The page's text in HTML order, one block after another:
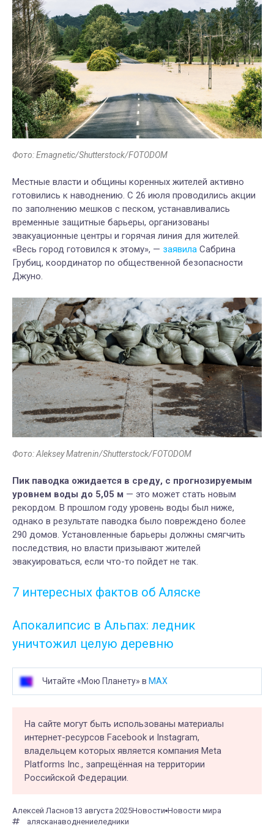
Фото: Emagnetic/Shutterstock/FOTODOM
Местные власти и общины коренных жителей активно
готовились к наводнению. С 26 июля проводились акции
по заполнению мешков с песком, устанавливались
временные защитные барьеры, организованы
эвакуационные центры и горячая линия для жителей.
«Весь город готовился к этому», — заявила Сабрина
Грубиц, координатор по общественной безопасности
Джуно.
Фото: Aleksey Matrenin/Shutterstock/FOTODOM
Пик паводка ожидается в среду, с прогнозируемым
уровнем воды до 5,05 м — это может стать новым
рекордом. В прошлом году уровень воды был ниже,
однако в результате паводка было повреждено более
290 домов. Установленные барьеры должны смягчить
последствия, но власти призывают жителей
эвакуироваться, если что-то пойдет не так.
7 интересных фактов об Аляске
Апокалипсис в Альпах: ледник
уничтожил целую деревню
Читайте «Мою Планету» в MAX
На сайте могут быть использованы материалы
интернет-ресурсов Facebook и Instagram,
владельцем которых является компания Meta
Platforms Inc., запрещённая на территории
Российской Федерации.
Алексей Ласнов13 августа 2025Новости Новости мира
алясканаводнениеледники